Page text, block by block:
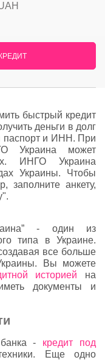
быстрый кредит
деньги в долг
паспорт и ИНН. При
Украина может
ИНГО Украина
Украины. Чтобы
заполните анкету,
- один из
типа в Украине.
все больше
Вы можете
историей на
документы и
- кредит под
Еще одно